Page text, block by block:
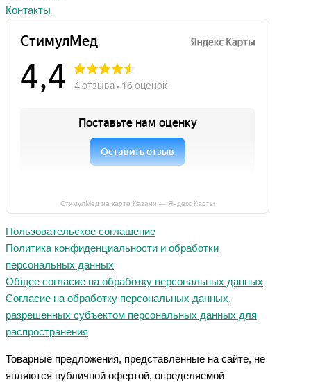
Контакты
СтимулМед на карте Казани — Яндекс Карты
Пользовательское соглашение
Политика конфиденциальности и обработки
персональных данных
Общее согласие на обработку персональных данных
Согласие на обработку персональных данных,
разрешенных субъектом персональных данных для
распространения
Товарные предложения, представленные на сайте, не
являются публичной офертой, определяемой